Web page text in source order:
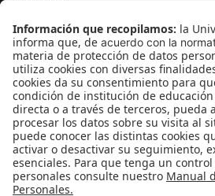
Medio ambiente
Medios y periodismo
Ciudad
Movilización social
¿Quiénes somos?